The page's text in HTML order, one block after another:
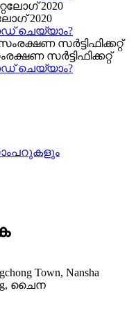
2020
ചെയ്യാം?
സർട്ടിഫിക്കറ്റ്
ചെയ്യാം?
Town, Nansha
ചൈന